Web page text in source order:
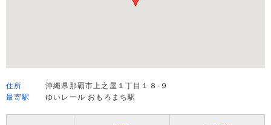
住所
沖縄県那覇市上之屋１丁目１８-９
最寄駅
ゆいレール おもろまち駅